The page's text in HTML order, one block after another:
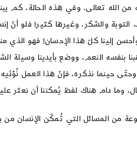
تعالى. وفي هذه الحالة، كم
التوبة والشكر، وغيرها كثير! فلو
إلينا كلّ هذا الإحسان! فهو الذي
بنفسه النعم، ووضع بأيدينا وسيلة
حينما نذكره، فإنّ هذا العمل
وما دام هناك لفظ يُمكننا أن نعثر
من المسائل التي تُمكّن الإنسان من